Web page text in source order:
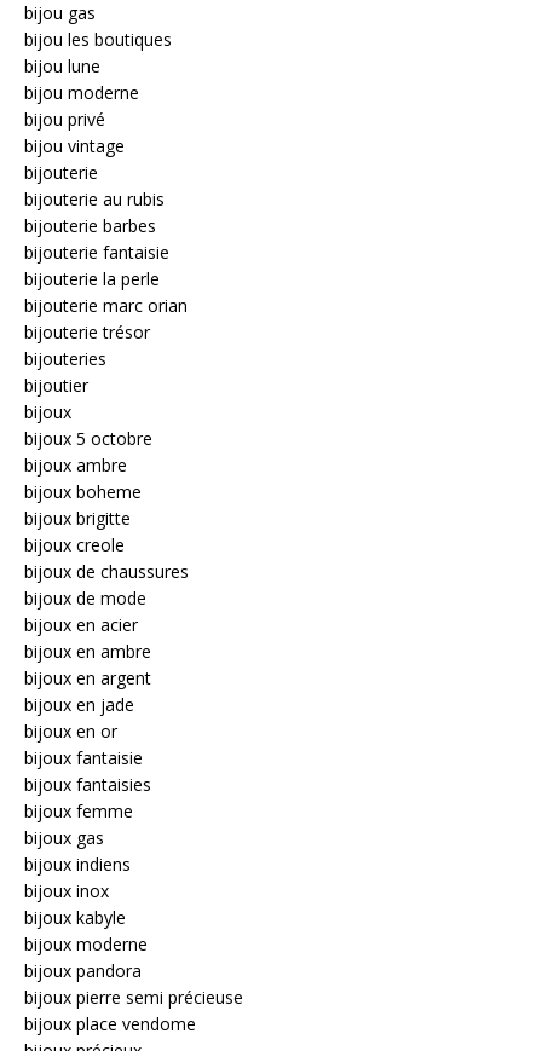
bijou gas
bijou les boutiques
bijou lune
bijou moderne
bijou privé
bijou vintage
bijouterie
bijouterie au rubis
bijouterie barbes
bijouterie fantaisie
bijouterie la perle
bijouterie marc orian
bijouterie trésor
bijouteries
bijoutier
bijoux
bijoux 5 octobre
bijoux ambre
bijoux boheme
bijoux brigitte
bijoux creole
bijoux de chaussures
bijoux de mode
bijoux en acier
bijoux en ambre
bijoux en argent
bijoux en jade
bijoux en or
bijoux fantaisie
bijoux fantaisies
bijoux femme
bijoux gas
bijoux indiens
bijoux inox
bijoux kabyle
bijoux moderne
bijoux pandora
bijoux pierre semi précieuse
bijoux place vendome